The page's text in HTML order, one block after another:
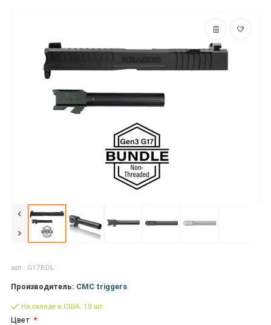
арт.: G17BDL
Производитель: CMC triggers
На складе в США: 10 шт.
Цвет